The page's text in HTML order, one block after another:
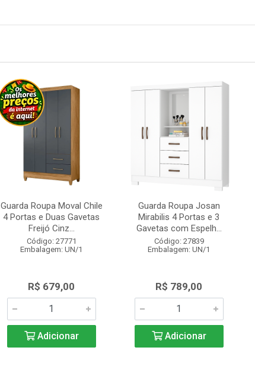
Guarda Roupa Moval Chile
4 Portas e Duas Gavetas
Freijó Cinz...
Código: 27771
Embalagem: UN/1
R$ 679,00
Adicionar
Guarda Roupa Josan
Mirabilis 4 Portas e 3
Gavetas com Espelh...
Código: 27839
Embalagem: UN/1
R$ 789,00
Adicionar